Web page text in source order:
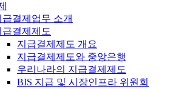
급결제업무 소개
급결제제도
지급결제제도 개요
지급결제제도와 중앙은행
우리나라의 지급결제제도
BIS 지급 및 시장인프라 위원회